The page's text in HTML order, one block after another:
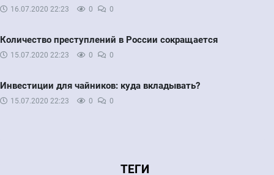
16.07.2020 22:23 0 0
Количество преступлений в России сокращается
15.07.2020 22:23 0 0
Инвестиции для чайников: куда вкладывать?
15.07.2020 22:23 0 0
ТЕГИ